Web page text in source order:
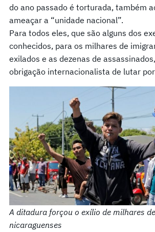
do ano passado é torturada, também
ameaçar a “unidade nacional”.
Para todos eles, que são alguns dos
conhecidos, para os milhares de
exilados e as dezenas de
obrigação internacionalista de lutar
A ditadura forçou o exílio de milhares
nicaraguenses